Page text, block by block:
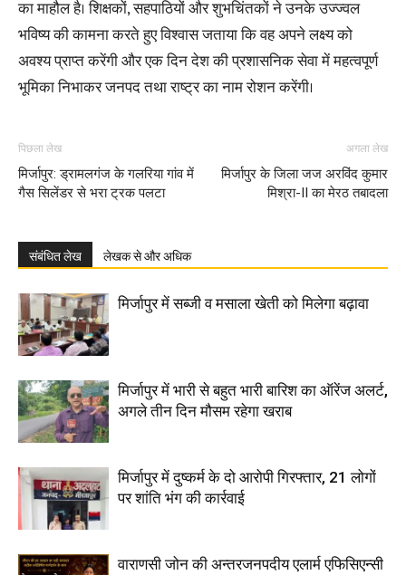
का माहौल है। शिक्षकों, सहपाठियों और शुभचिंतकों ने उनके उज्ज्वल
भविष्य की कामना करते हुए विश्वास जताया कि वह अपने लक्ष्य को
अवश्य प्राप्त करेंगी और एक दिन देश की प्रशासनिक सेवा में महत्वपूर्ण
भूमिका निभाकर जनपद तथा राष्ट्र का नाम रोशन करेंगी।
पिछला लेख
मिर्जापुर: ड्रामलगंज के गलरिया गांव में
गैस सिलेंडर से भरा ट्रक पलटा
अगला लेख
मिर्जापुर के जिला जज अरविंद कुमार
मिश्रा-II का मेरठ तबादला
संबंधित लेख लेखक से और अधिक
मिर्जापुर में सब्जी व मसाला खेती को मिलेगा बढ़ावा
मिर्जापुर में भारी से बहुत भारी बारिश का ऑरेंज अलर्ट,
अगले तीन दिन मौसम रहेगा खराब
मिर्जापुर में दुष्कर्म के दो आरोपी गिरफ्तार, 21 लोगों
पर शांति भंग की कार्रवाई
वाराणसी जोन की अन्तरजनपदीय एलार्म एफिसिएन्सी